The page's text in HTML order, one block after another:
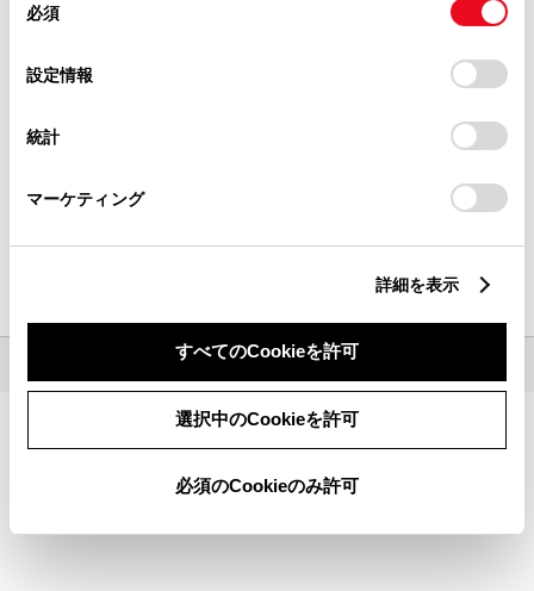
デバイスにすべてのCookie(クッキー)が保存されることに同
意したことになります。Cookie(クッキー)のオプトアウト、
設定の変更、同意を撤回したりするにあたっては、当社の
「Cookie（クッキー）情報の取り扱いについて
」をご覧くだ
必須
設定情報
統計
マーケティング
詳細を表示
すべてのCookieを許可
選択中のCookieを許可
必須のCookieのみ許可
現在地から 探す
キーワードで探す
検索
2026 TOYOTA MOTOR CORPORATION. ALL RIGHTS RESERVED.